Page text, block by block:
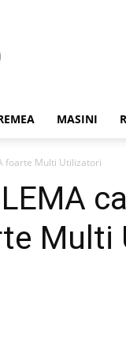
MASINI
foarte Multi Utilizatori